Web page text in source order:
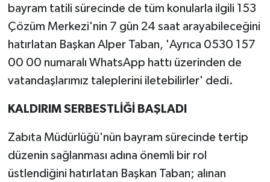
bayram tatili sürecinde de tüm konularla ilgili 153
Çözüm Merkezi'nin 7 gün 24 saat arayabileceğini
hatırlatan Başkan Alper Taban, 'Ayrıca 0530 157
00 00 numaralı WhatsApp hattı üzerinden de
vatandaşlarımız taleplerini iletebilirler' dedi.
KALDIRIM SERBESTLİĞİ BAŞLADI
Zabıta Müdürlüğü'nün bayram sürecinde tertip
düzenin sağlanması adına önemli bir rol
üstlendiğini hatırlatan Başkan Taban; alınan